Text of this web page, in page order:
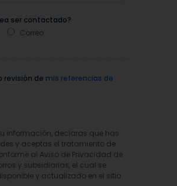
ser contactado?
Correo
revisión de mis referencias de
información, declaras que has
y aceptas el tratamiento de
al Aviso de Privacidad de
y subsidiarias, el cual se
y actualizado en el sitio